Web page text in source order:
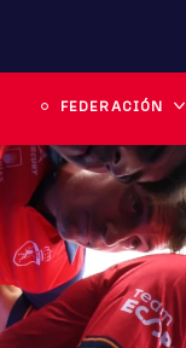
FEDERACIÓN